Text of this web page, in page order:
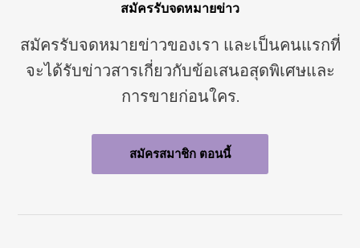
สมัครรับจดหมายข่าว
สมัครรับจดหมายข่าวของเรา และเป็นคนแรกที่
จะได้รับข่าวสารเกี่ยวกับข้อเสนอสุดพิเศษและ
การขายก่อนใคร.